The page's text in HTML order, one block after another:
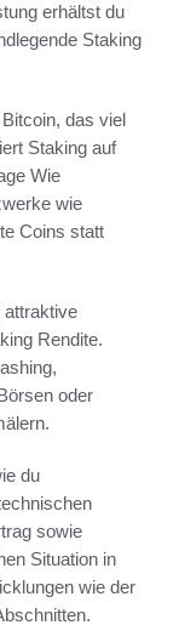
erhältst du
Staking
das viel
Staking auf
Wie
wie
Coins statt
attraktive
Rendite.
oder
du
sowie
Situation in
wie der